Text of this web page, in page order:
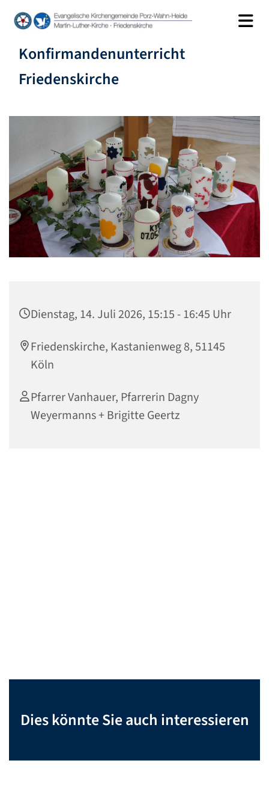
Konfirmandenunterricht
Friedenskirche
Dienstag, 14. Juli 2026, 15:15 - 16:45 Uhr
Friedenskirche, Kastanienweg 8, 51145
Köln
Pfarrer Vanhauer, Pfarrerin Dagny
Weyermanns + Brigitte Geertz
Dies könnte Sie auch interessieren